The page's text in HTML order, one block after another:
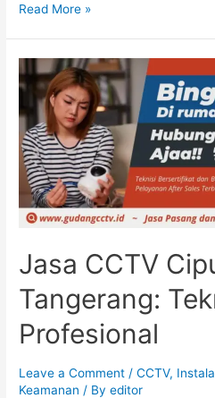
Read More »
Jasa CCTV
Tangerang:
Profesional
Leave a Comment /CCTV,
Keamanan / Byeditor